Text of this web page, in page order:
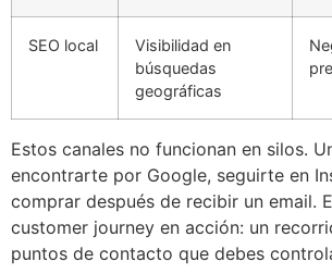
SEO local
Visibilidad en
búsquedas
geográficas
Estos canales no funcionan en silos.
encontrarte por Google, seguirte en
comprar después de recibir un email.
customer journey en acción: un
puntos de contacto que debes